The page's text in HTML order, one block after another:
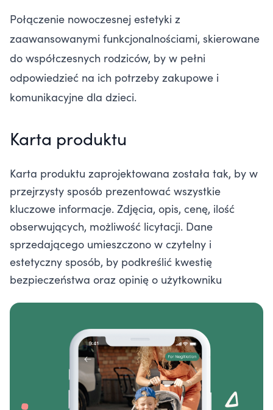
Połączenie nowoczesnej estetyki z
zaawansowanymi funkcjonalnościami, skierowane
do współczesnych rodziców, by w pełni
odpowiedzieć na ich potrzeby zakupowe i
komunikacyjne dla dzieci.
Karta produktu
Karta produktu zaprojektowana została tak, by w
przejrzysty sposób prezentować wszystkie
kluczowe informacje. Zdjęcia, opis, cenę, ilość
obserwujących, możliwość licytacji. Dane
sprzedającego umieszczono w czytelny i
estetyczny sposób, by podkreślić kwestię
bezpieczeństwa oraz opinię o użytkowniku